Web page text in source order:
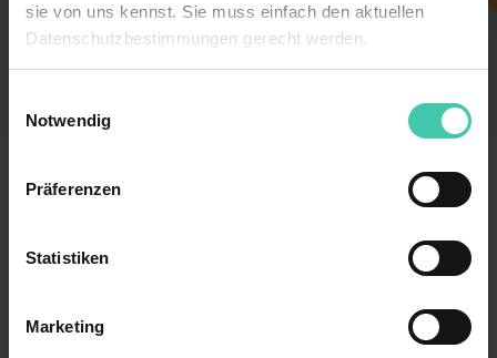
sie von uns kennst. Sie muss einfach den aktuellen
Datenschutzbestimmungen gerecht werden.
Benutzung der Webseite getroffenen Einstellungen zu
Webseite zu analysieren („Statistiken“), um
Informationen zu deiner Verwendung unserer Website an
Analysen weiterzugeben und um Inhalte und Anzeigen zu
Notwendig
Präferenzen
Statistiken
Marketing
Sieh dir jetzt alle Stellen des Unternehmens an
und finde einen Job, der perfekt zu dir passt!
Impressum Nutzungsbedingungen